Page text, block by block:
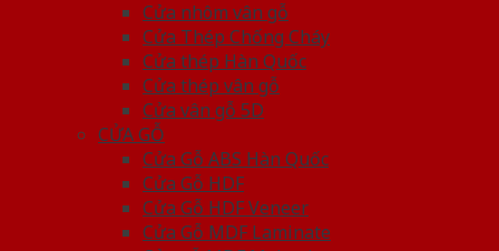
Cửa nhôm vân gỗ
Cửa Thép Chống Cháy
Cửa thép Hàn Quốc
Cửa thép vân gỗ
Cửa vân gỗ 5D
CỬA GỖ
Cửa Gỗ ABS Hàn Quốc
Cửa Gỗ HDF
Cửa Gỗ HDF Veneer
Cửa Gỗ MDF Laminate